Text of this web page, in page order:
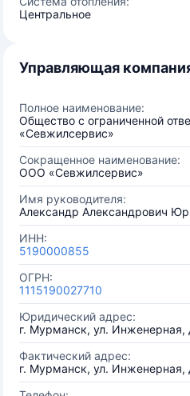
Центральное
Управляющая
Полное наименование:
Общество с ограниченной
«Севжилсервис»
Сокращенное наименование:
ООО «Севжилсервис»
Имя руководителя:
Александр Александрович
ИНН:
5190000855
ОГРН:
1115190027710
Юридический адрес:
г. Мурманск, ул. Инженерная,
Фактический адрес:
г. Мурманск, ул. Инженерная,